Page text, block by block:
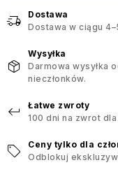
Dostawa
Dostawa w ciągu
Wysyłka
Darmowa wysyłka
nieczłonków.
Łatwe zwroty
100 dni na zwrot dla
Ceny tylko dla
Odblokuj